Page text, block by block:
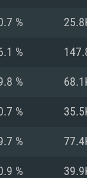
구
권장 사
운영체제:
권장 사
운영체제:
권장 사
운영체제:
%
%
%
%
%
%